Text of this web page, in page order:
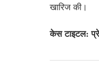
खारिज की।
केस टाइटल: